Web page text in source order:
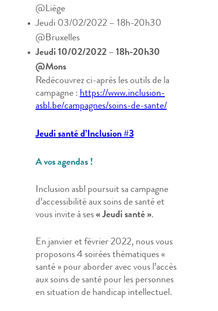
@Liège
Jeudi 03/02/2022 – 18h-20h30
@Bruxelles
Jeudi 10/02/2022 – 18h-20h30
@Mons
Redécouvrez ci-après les outils de la
campagne : https://www.inclusion-
asbl.be/campagnes/soins-de-sante/
Jeudi santé d’Inclusion #3
A vos agendas !
Inclusion asbl poursuit sa campagne
d’accessibilité aux soins de santé et
vous invite à ses « Jeudi santé ».
En janvier et février 2022, nous vous
proposons 4 soirées thématiques «
santé » pour aborder avec vous l’accès
aux soins de santé pour les personnes
en situation de handicap intellectuel.